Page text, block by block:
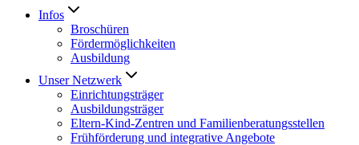
Infos
Broschüren
Fördermöglichkeiten
Ausbildung
Unser Netzwerk
Einrichtungsträger
Ausbildungsträger
Eltern-Kind-Zentren und Familienberatungsstellen
Frühförderung und integrative Angebote